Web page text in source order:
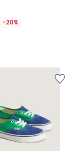
-20%